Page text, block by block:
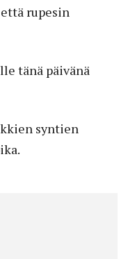
rupesin
tänä päivänä
syntien